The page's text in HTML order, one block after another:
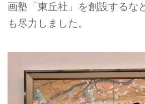
画塾「東丘社」を創設するな
も尽力しました。